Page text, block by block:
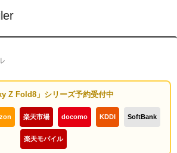
Z Fold8」シリーズ予約受付中
楽天市場 docomo KDDI SoftBank
楽天モバイル